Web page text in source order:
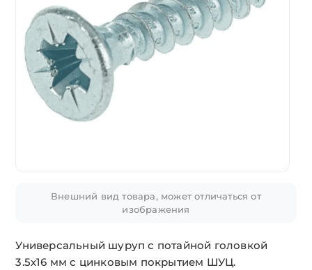
Внешний вид товара, может отличаться от
изображения
Универсальный шуруп с потайной головкой
3.5х16 мм с цинковым покрытием ШУЦ.